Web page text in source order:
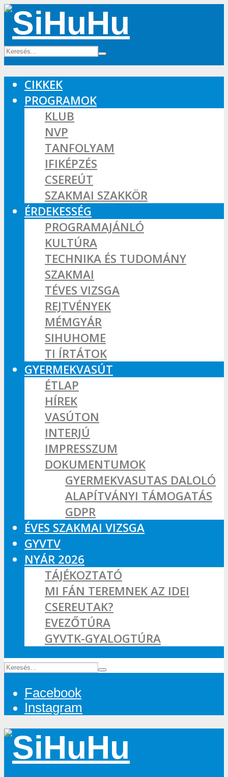
CIKKEK
PROGRAMOK
KLUB
NVP
TANFOLYAM
IFIKÉPZÉS
CSEREÚT
SZAKMAI SZAKKÖR
ÉRDEKESSÉG
PROGRAMAJÁNLÓ
KULTÚRA
TECHNIKA ÉS TUDOMÁNY
SZAKMAI
TÉVES VIZSGA
REJTVÉNYEK
MÉMGYÁR
SIHUHOME
TI ÍRTÁTOK
GYERMEKVASÚT
ÉTLAP
HÍREK
VASÚTON
INTERJÚ
IMPRESSZUM
DOKUMENTUMOK
GYERMEKVASUTAS DALOLÓ
ALAPÍTVÁNYI TÁMOGATÁS
GDPR
ÉVES SZAKMAI VIZSGA
GYVTV
NYÁR 2026
TÁJÉKOZTATÓ
MI FÁN TEREMNEK AZ IDEI
CSEREUTAK?
EVEZŐTÚRA
GYVTK-GYALOGTÚRA
Facebook
Instagram